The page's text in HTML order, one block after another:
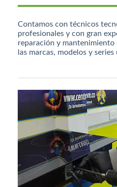
Contamos con técnicos
profesionales y con gran
reparación y mantenimiento
las marcas, modelos y